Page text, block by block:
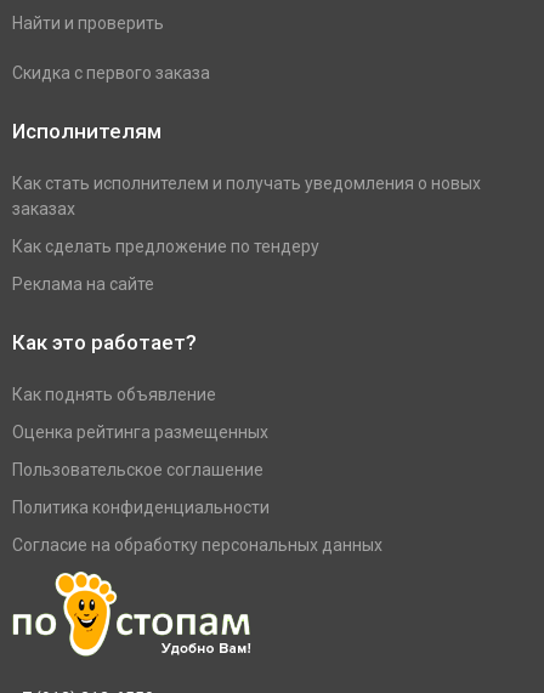
Найти и проверить
Скидка с первого заказа
Исполнителям
Как стать исполнителем и получать уведомления о новых
заказах
Как сделать предложение по тендеру
Реклама на сайте
Как это работает?
Как поднять объявление
Оценка рейтинга размещенных
Пользовательское соглашение
Политика конфиденциальности
Согласие на обработку персональных данных